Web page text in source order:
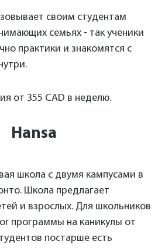
своим студентам
семьях - так ученики
практики и знакомятся с
от 355 CAD в неделю.
Hansa
школа с двумя кампусами в
Школа предлагает
и взрослых. Для школьников
программы на каникулы от
постарше есть